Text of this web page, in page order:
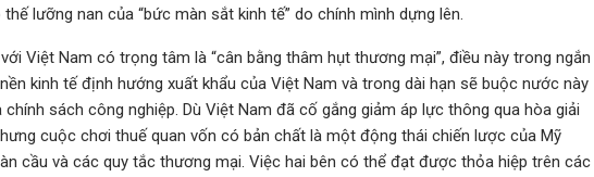
lưỡng nan của “bức màn sắt kinh tế” do chính mình dựng lên.
Việt Nam có trọng tâm là “cân bằng thâm hụt thương mại”, điều này trong ngắn
kinh tế định hướng xuất khẩu của Việt Nam và trong dài hạn sẽ buộc nước này
sách công nghiệp. Dù Việt Nam đã cố gắng giảm áp lực thông qua hòa giải
cuộc chơi thuế quan vốn có bản chất là một động thái chiến lược của Mỹ
cầu và các quy tắc thương mại. Việc hai bên có thể đạt được thỏa hiệp trên các